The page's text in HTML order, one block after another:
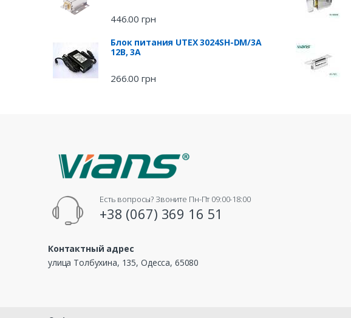
446.00 грн
Блок питания UTEX 3024SH-DM/3A
12В, 3А
266.00 грн
Есть вопросы? Звоните Пн-Пт 09:00-18:00
+38 (067) 369 16 51
Контактный адрес
улица Толбухина, 135, Одесса, 65080